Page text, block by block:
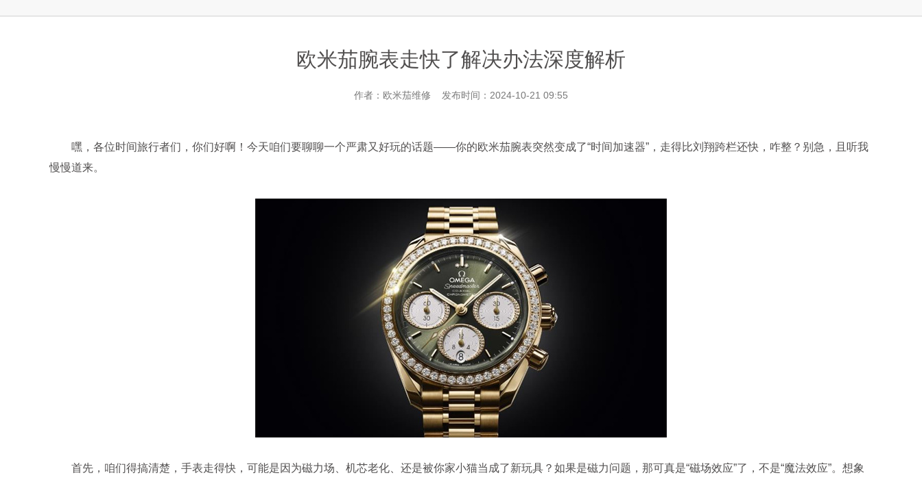
欧米茄腕表走快了解决办法深度解析
作者：欧米茄维修 发布时间：2024-10-21 09:55
嘿，各位时间旅行者们，你们好啊！今天咱们要聊聊一个严肃又好玩的话题——你的欧米茄腕表突然变成了“时间加速器”，走得比刘翔跨栏还快，咋整？别急，且听我
慢慢道来。
首先，咱们得搞清楚，手表走得快，可能是因为磁力场、机芯老化、还是被你家小猫当成了新玩具？如果是磁力问题，那可真是“磁场效应”了，不是“魔法效应”。想象